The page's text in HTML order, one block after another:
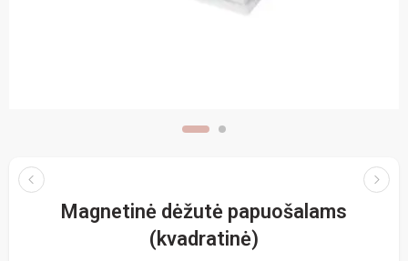
Magnetinė dėžutė papuošalams
(kvadratinė)